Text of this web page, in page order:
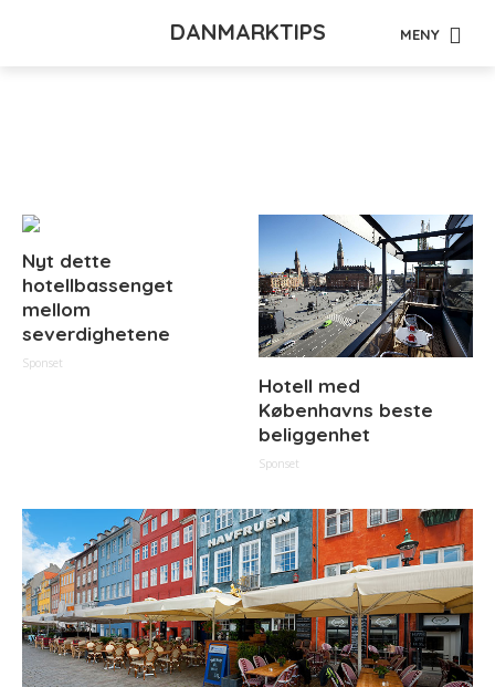
DANMARKTIPS MENY
Nyt dette
hotellbassenget
mellom
severdighetene
Sponset
Hotell med
Københavns beste
beliggenhet
Sponset